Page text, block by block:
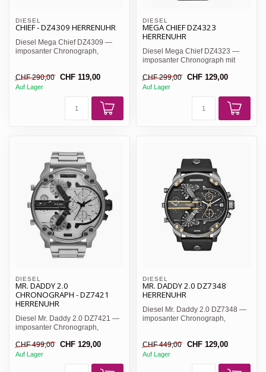
DIESEL
CHIEF - DZ4309 HERRENUHR
Diesel Mega Chief DZ4309 —
imposanter Chronograph,
CHF 290,00 CHF 119,00
Auf Lager
DIESEL
MEGA CHIEF DZ4323
HERRENUHR
Diesel Mega Chief DZ4323 —
imposanter Chronograph mit
CHF 299,00
CHF 129,00
Auf Lager
DIESEL
MR. DADDY 2.0
CHRONOGRAPH - DZ7421
HERRENUHR
Diesel Mr. Daddy 2.0 DZ7421 —
imposanter Chronograph,
CHF 499,00
CHF 129,00
Auf Lager
DIESEL
MR. DADDY 2.0 DZ7348
HERRENUHR
Diesel Mr. Daddy 2.0 DZ7348 —
imposanter Chronograph,
CHF 449,00 CHF 129,00
Auf Lager